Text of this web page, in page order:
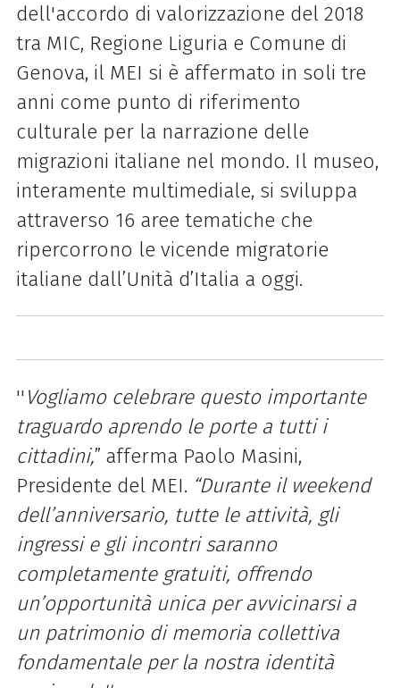
dell'accordo di valorizzazione del 2018
tra MIC, Regione Liguria e Comune di
Genova, il MEI si è affermato in soli tre
anni come punto di riferimento
culturale per la narrazione delle
migrazioni italiane nel mondo. Il museo,
interamente multimediale, si sviluppa
attraverso 16 aree tematiche che
ripercorrono le vicende migratorie
italiane dall’Unità d’Italia a oggi.
'' Vogliamo celebrare questo importante
traguardo aprendo le porte a tutti i
cittadini,” afferma Paolo Masini,
Presidente del MEI. “Durante il weekend
dell’anniversario, tutte le attività, gli
ingressi e gli incontri saranno
completamente gratuiti, offrendo
un’opportunità unica per avvicinarsi a
un patrimonio di memoria collettiva
fondamentale per la nostra identità